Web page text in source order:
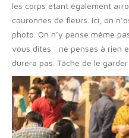
les corps étant également
couronnes de fleurs. Ici, on
photo. On n’y pense même
vous dites : ne penses à rien
durera pas. Tâche de le